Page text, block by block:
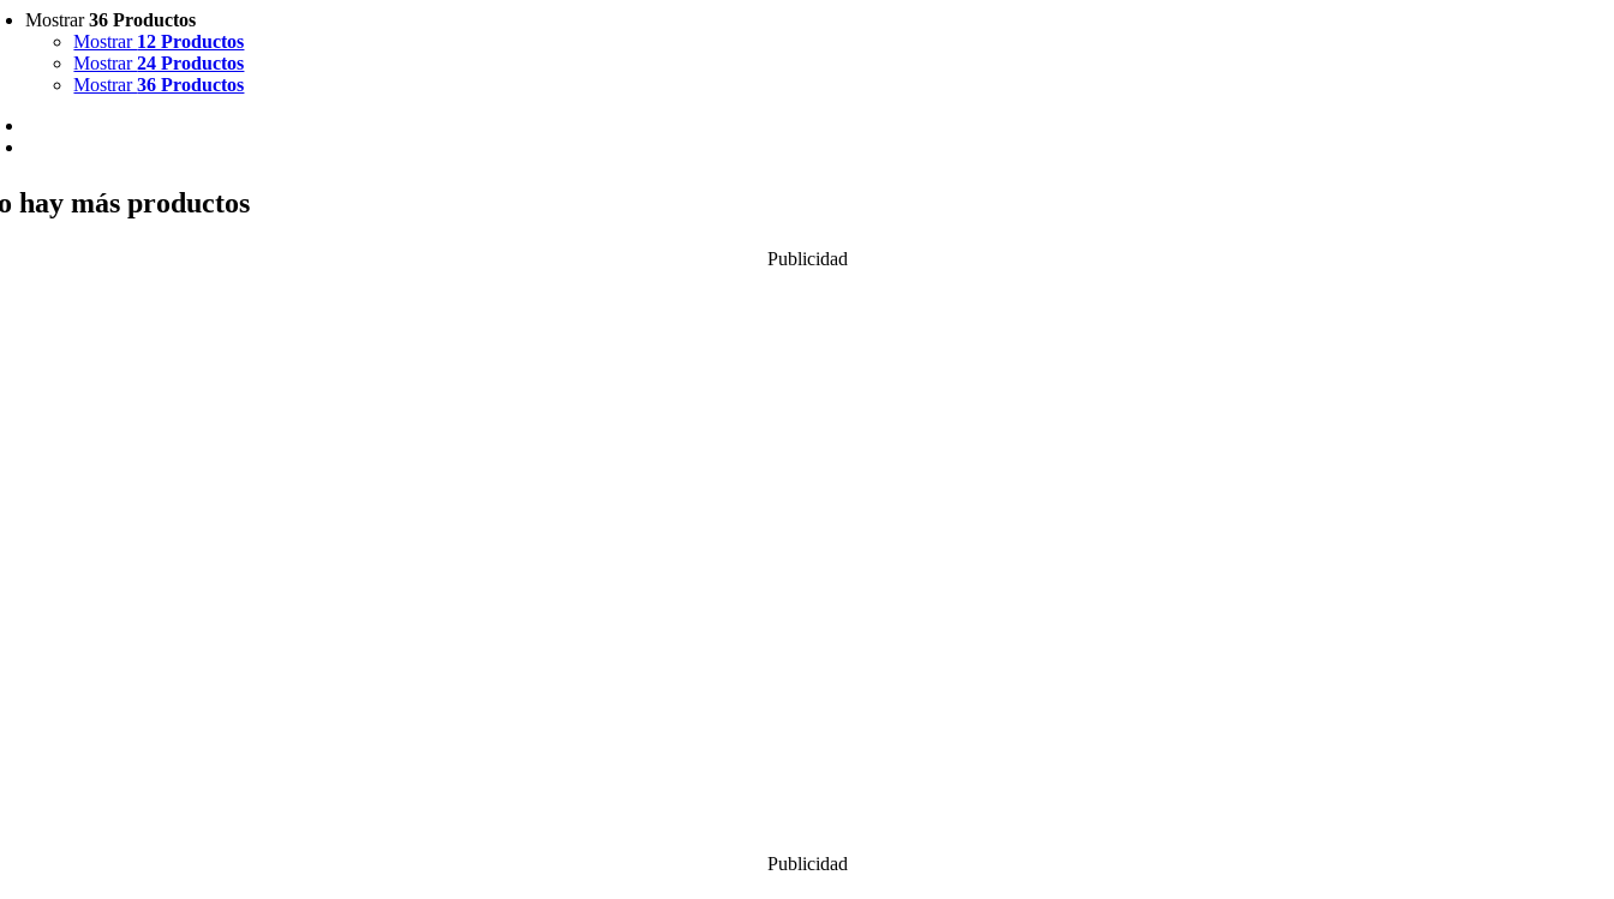
Mostrar36 Productos
Mostrar 12 Productos
Mostrar24 Productos
Mostrar36 Productos
hay más productos
Publicidad
Publicidad